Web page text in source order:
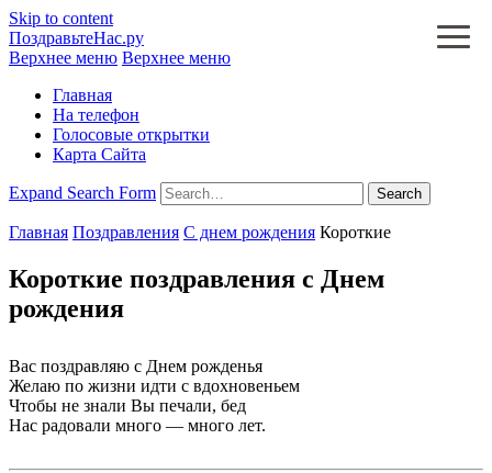
Skip to content
ПоздравьтеНас.ру
Верхнее меню Верхнее меню
Главная
На телефон
Голосовые открытки
Карта Сайта
Expand Search Form Search
Главная Поздравления С днем рождения Короткие
Короткие поздравления с Днем
рождения
Вас поздравляю с Днем рожденья
Желаю по жизни идти с вдохновеньем
Чтобы не знали Вы печали, бед
Нас радовали много — много лет.